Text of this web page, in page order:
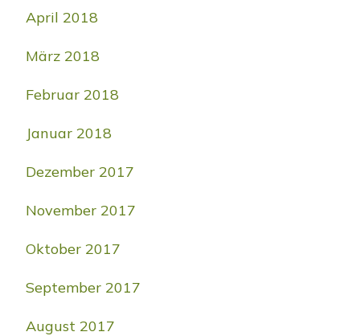
April 2018
März 2018
Februar 2018
Januar 2018
Dezember 2017
November 2017
Oktober 2017
September 2017
August 2017